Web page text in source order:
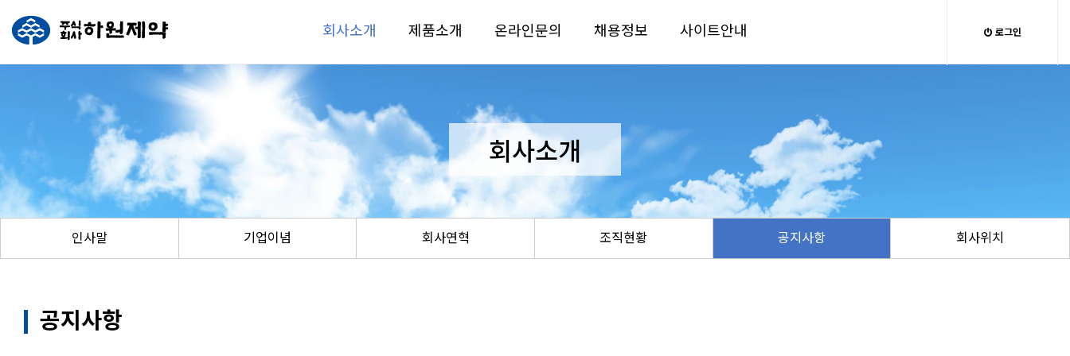
회사소개 제품소개 온라인문의 채용정보 사이트안내 로그인
회사소개
인사말 기업이념 회사연혁 조직현황 공지사항 회사위치
공지사항